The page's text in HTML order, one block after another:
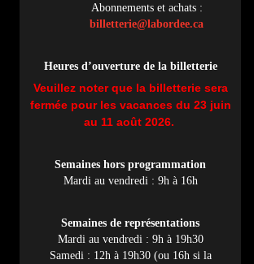
Abonnements et achats :
billetterie@labordee.ca
Heures d’ouverture de la billetterie
Veuillez noter que la billetterie sera
fermée pour les vacances du 23 juin
au 11 août 2026.
Semaines hors programmation
Mardi au vendredi : 9h à 16h
Semaines de représentations
Mardi au vendredi : 9h à 19h30
Samedi : 12h à 19h30 (ou 16h si la